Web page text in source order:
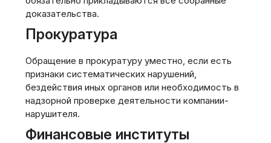
доказательства.
Прокуратура
Обращение в прокуратуру уместно, если есть
признаки систематических нарушений,
бездействия иных органов или необходимость в
надзорной проверке деятельности компании-
нарушителя.
Финансовые институты